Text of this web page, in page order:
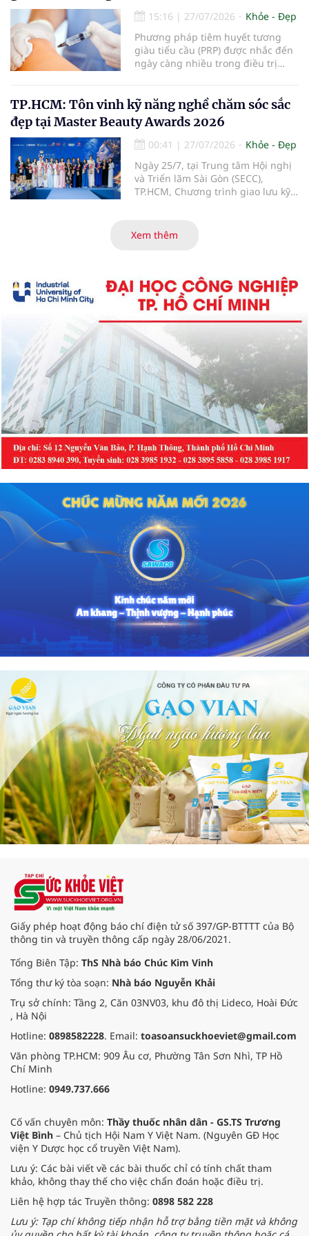
chí tử vong do các biến chứng của
15:16 | 27/07/2026
Khỏe - Đẹp
Phương pháp tiêm huyết tương
giàu tiểu cầu (PRP) được nhắc đến
ngày càng nhiều trong điều trị
chậm tiến triển bệnh. Vậy PRP hoạt
động theo cơ chế nào, mang lại
hiệu quả ra sao và những ai sẽ
phù hợp với phương pháp này?
TP.HCM: Tôn vinh kỹ năng nghề chăm sóc sắc
đẹp tại Master Beauty Awards 2026
00:41 | 27/07/2026
Khỏe - Đẹp
Ngày 25/7, tại Trung tâm Hội nghị
và Triển lãm Sài Gòn (SECC),
TP.HCM, Chương trình giao lưu kỹ
diễn ra với các hoạt động giao lưu
chuyên môn, trình diễn, đánh giá
Xem thêm
Giấy phép hoạt động báo chí điện tử số 397/GP-BTTTT của Bộ
thông tin và truyền thông cấp ngày 28/06/2021.
Tổng Biên Tập: ThS Nhà báo Chúc Kim Vinh
Tổng thư ký tòa soạn: Nhà báo Nguyễn Khải
Trụ sở chính: Tầng 2, Căn 03NV03, khu đô thị Lideco, Hoài Đức
, Hà Nội
Hotline: 0898582228. Email: toasoansuckhoeviet@gmail.com
Văn phòng TP.HCM: 909 Âu cơ, Phường Tân Sơn Nhì, TP Hồ
Chí Minh
Hotline: 0949.737.666
Cố vấn chuyên môn: Thầy thuốc nhân dân - GS.TS Trương
Việt Bình – Chủ tịch Hội Nam Y Việt Nam. (Nguyên GĐ Học
viện Y Dược học cổ truyền Việt Nam).
Lưu ý: Các bài viết về các bài thuốc chỉ có tính chất tham
khảo, không thay thế cho việc chẩn đoán hoặc điều trị.
Liên hệ hợp tác Truyền thông: 0898 582 228
Lưu ý: Tạp chí không tiếp nhận hỗ trợ bằng tiền mặt và không